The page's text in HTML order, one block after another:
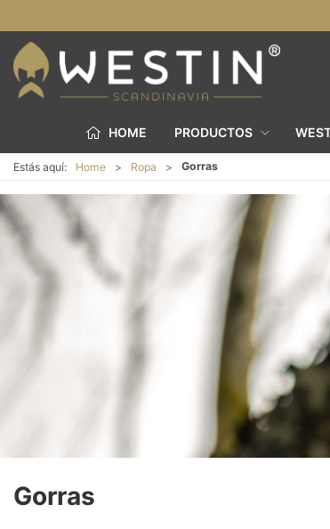
HOME PRODUCTOS
Estás aquí: Home Ropa Gorras
Gorras